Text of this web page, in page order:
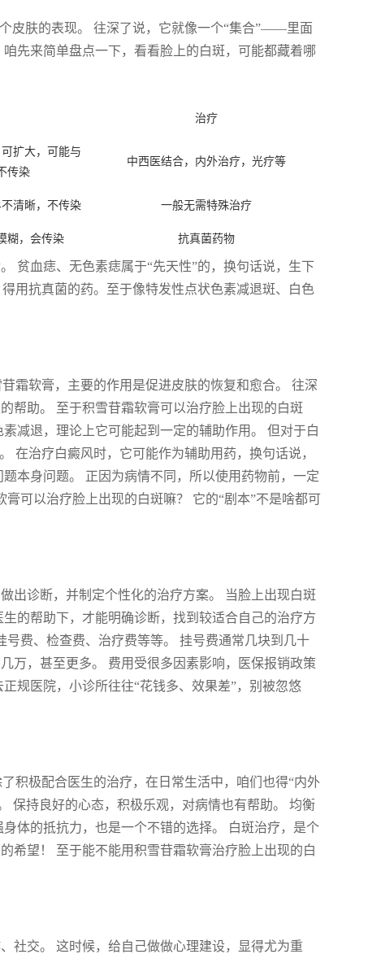
皮肤的表现。 往深了说，它就像一个“集合”——里面
先来简单盘点一下，看看脸上的白斑，可能都藏着哪
治疗
扩大，可能与
传染
中西医结合，内外治疗，光疗等
清晰，不传染 一般无需特殊治疗
糊，会传染 抗真菌药物
贫血痣、无色素痣属于“先天性”的，换句话说，生下
用抗真菌的药。至于像特发性点状色素减退斑、白色
霜软膏，主要的作用是促进皮肤的恢复和愈合。 往深
帮助。 至于积雪苷霜软膏可以治疗脸上出现的白斑
减退，理论上它可能起到一定的辅助作用。 但对于白
在治疗白癜风时，它可能作为辅助用药，换句话说，
本身问题。 正因为病情不同，所以使用药物前，一定
可以治疗脸上出现的白斑嘛？ 它的“剧本”不是啥都可
出诊断，并制定个性化的治疗方案。 当脸上出现白斑
的帮助下，才能明确诊断，找到较适合自己的治疗方
费、检查费、治疗费等等。 挂号费通常几块到几十
万，甚至更多。 费用受很多因素影响，医保报销政策
规医院，小诊所往往“花钱多、效果差”，别被忽悠
积极配合医生的治疗，在日常生活中，咱们也得“内外
保持良好的心态，积极乐观，对病情也有帮助。 均衡
体的抵抗力，也是一个不错的选择。 白斑治疗，是个
希望！ 至于能不能用积雪苷霜软膏治疗脸上出现的白
社交。 这时候，给自己做做心理建设，显得尤为重